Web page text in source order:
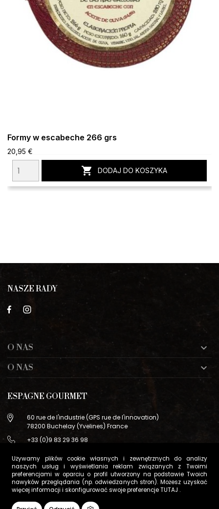
Używamy plików cookie własnych i zewnętrznych do analizy
naszych usług i wyświetlania reklam związanych z Twoimi
preferencjami w oparciu o profil utworzony na podstawie Twoich
nawyków przeglądania (np. odwiedzanych stron). Możesz uzyskać
więcej informacji i skonfigurować swoje preferencjeTUTAJ .
Formy w escabeche 266 grs
20,95 €
 DODAJ DO KOSZYKA
NASZE RADY
O NAS 
O NAS 
ESPAGNE GOURMET
60 rue de l'industrie (GPS rue de l'innovation)
78200 Buchelay (Yvelines) France
+33 (0)9 83 29 36 98
78200 Buchelay (Yvelines) France
Contactez-nous
Warunki sprzedaży